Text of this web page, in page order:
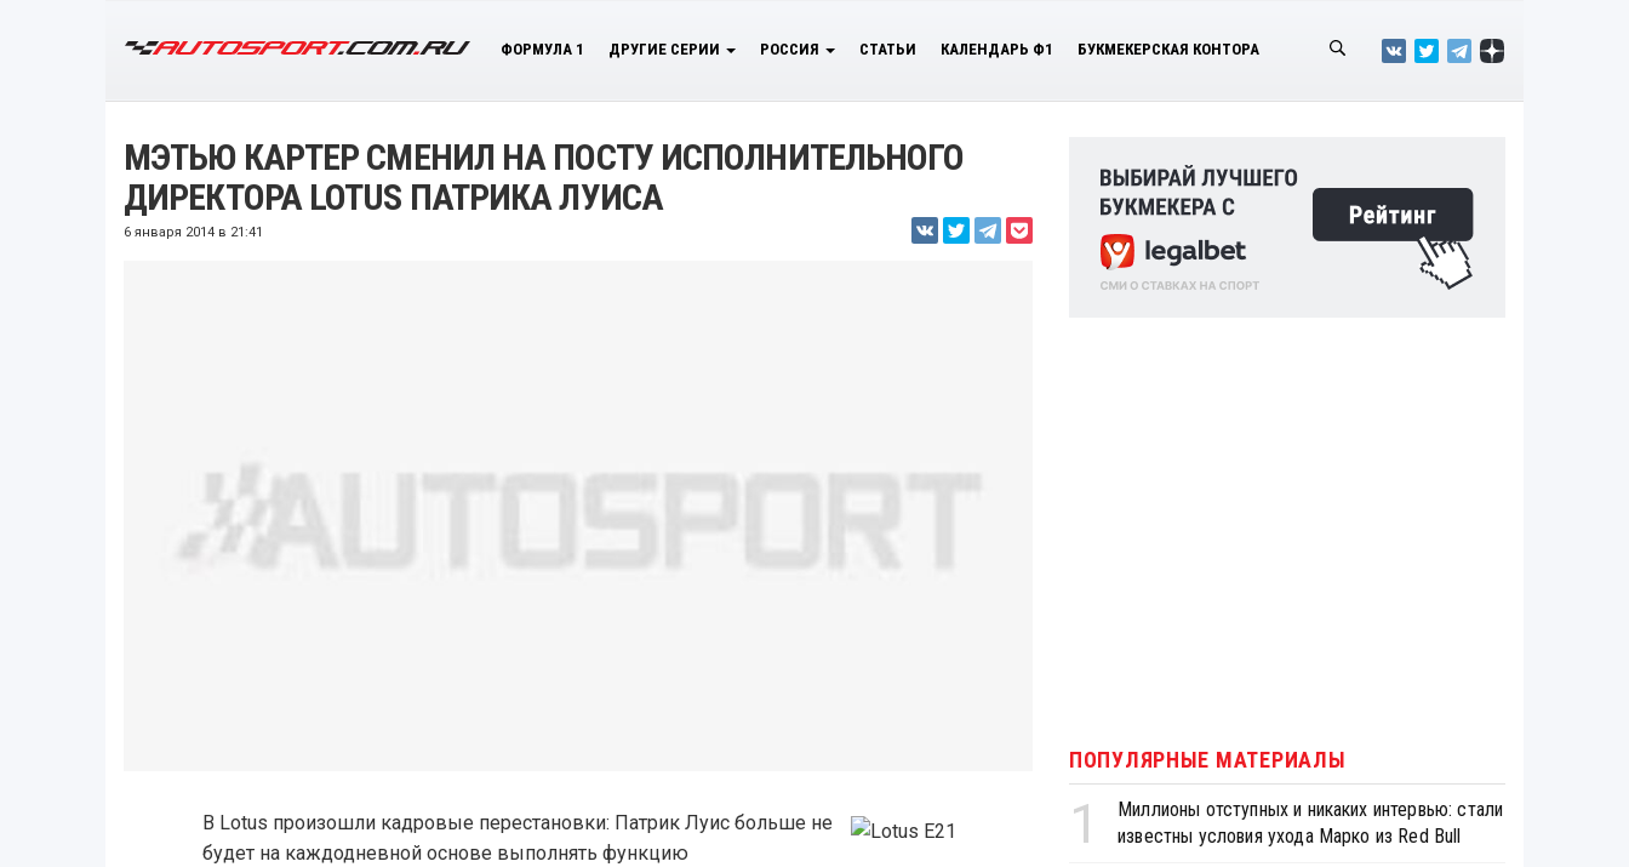
ФОРМУЛА 1 ДРУГИЕ СЕРИИ РОССИЯ СТАТЬИ КАЛЕНДАРЬ Ф1 БУКМЕКЕРСКАЯ КОНТОРА
МЭТЬЮ КАРТЕР СМЕНИЛ НА ПОСТУ ИСПОЛНИТЕЛЬНОГО
ДИРЕКТОРА LOTUS ПАТРИКА ЛУИСА
6 января 2014 в 21:41
В Lotus произошли кадровые перестановки: Патрик Луис больше не
будет на каждодневной основе выполнять функцию
ПОПУЛЯРНЫЕ МАТЕРИАЛЫ
1
Миллионы отступных и никаких интервью: стали
известны условия ухода Марко из Red Bull